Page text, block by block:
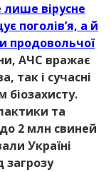
вірусне
поголів’я, а й
продовольчої
АЧС вражає
так і сучасні
біозахисту.
та
2 млн свиней
Україні
загрозу